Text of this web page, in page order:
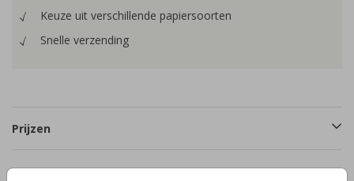
Keuze uit verschillende papiersoorten
Snelle verzending
Prijzen